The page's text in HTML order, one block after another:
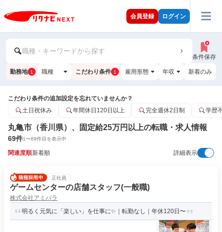
会員登録 ログイン
職種・キーワードから探す
条件保存
勤務地 1 職種 こだわり条件 1 雇用形態 年収 新着のみ
こだわり条件の追加設定を忘れていませんか？
土日祝休み
年間休日120日以上 完全週休2日制 学歴
丸亀市（香川県）、固定給25万円以上の転職・求人情報
69件1〜69件目を表示中
関連度順新着順 詳細表示
正社員
ゲームセンターの店舗スタッフ(一般職)
株式会社アミパラ
明るく元気に「楽しい」を仕事に✨｜転勤なし｜年休120日〜